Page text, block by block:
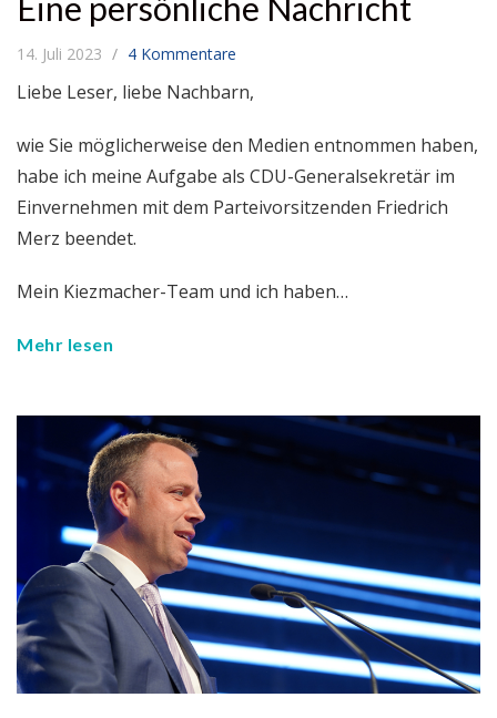
14. Juli 2023 4 Kommentare
Liebe Leser, liebe Nachbarn,
wie Sie möglicherweise den Medien entnommen haben,
habe ich meine Aufgabe als CDU-Generalsekretär im
Einvernehmen mit dem Parteivorsitzenden Friedrich
Merz beendet.
Mein Kiezmacher-Team und ich haben…
Mehr lesen